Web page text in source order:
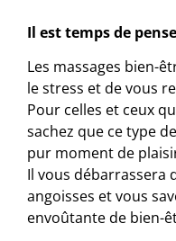
Il est temps de
Les massages bien-
le stress et de vous
Pour celles et ceux
sachez que ce type
pur moment de
Il vous débarrassera
angoisses et vous
envoûtante de bien-